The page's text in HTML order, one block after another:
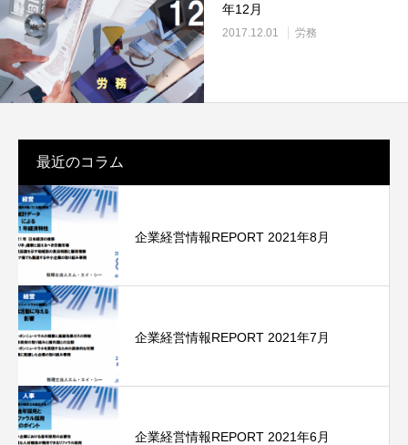
年12月
2017.12.01 労務
最近のコラム
企業経営情報REPORT 2021年8月
企業経営情報REPORT 2021年7月
企業経営情報REPORT 2021年6月